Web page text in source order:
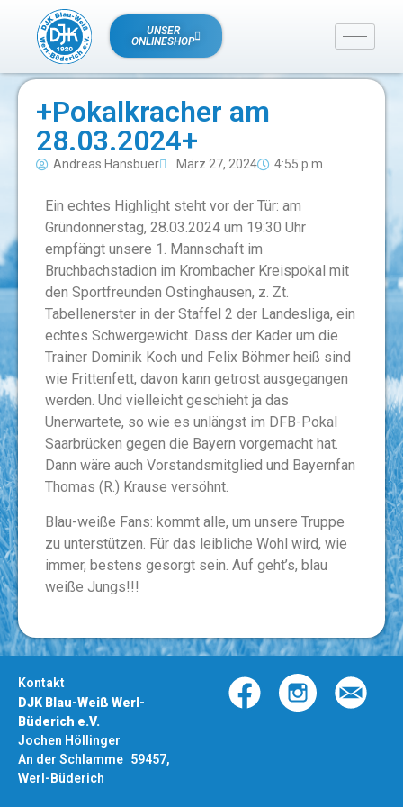
UNSER
ONLINESHOP
+Pokalkracher am
28.03.2024+
Andreas Hansbuer März 27, 2024 4:55 p.m.
Ein echtes Highlight steht vor der Tür: am
Gründonnerstag, 28.03.2024 um 19:30 Uhr
empfängt unsere 1. Mannschaft im
Bruchbachstadion im Krombacher Kreispokal mit
den Sportfreunden Ostinghausen, z. Zt.
Tabellenerster in der Staffel 2 der Landesliga, ein
echtes Schwergewicht. Dass der Kader um die
Trainer Dominik Koch und Felix Böhmer heiß sind
wie Frittenfett, davon kann getrost ausgegangen
werden. Und vielleicht geschieht ja das
Unerwartete, so wie es unlängst im DFB-Pokal
Saarbrücken gegen die Bayern vorgemacht hat.
Dann wäre auch Vorstandsmitglied und Bayernfan
Thomas (R.) Krause versöhnt.
Blau-weiße Fans: kommt alle, um unsere Truppe
zu unterstützen. Für das leibliche Wohl wird, wie
immer, bestens gesorgt sein. Auf geht’s, blau
weiße Jungs!!!
Kontakt
DJK Blau-Weiß Werl-
Büderich e.V.
Jochen Höllinger
An der Schlamme 59457,
Werl-Büderich